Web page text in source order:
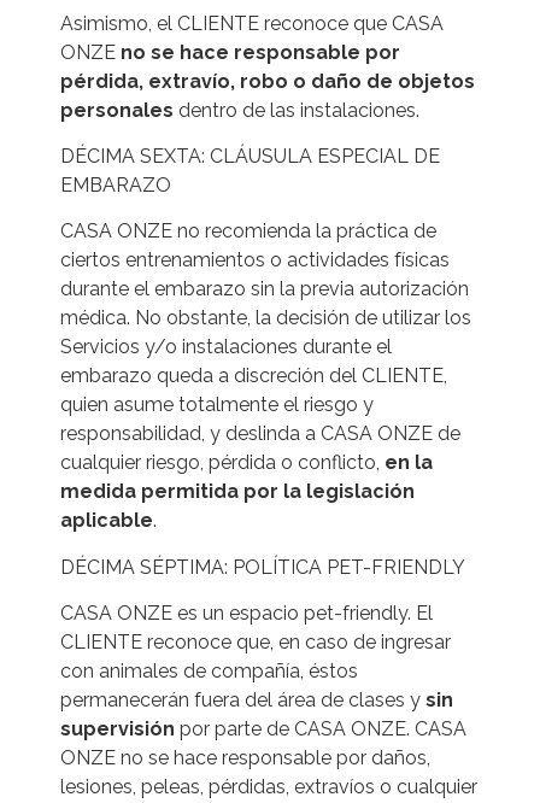
Asimismo, el CLIENTE reconoce que CASA
ONZE no se hace responsable por
pérdida, extravío, robo o daño de objetos
personales dentro de las instalaciones.
DÉCIMA SEXTA: CLÁUSULA ESPECIAL DE
EMBARAZO
CASA ONZE no recomienda la práctica de
ciertos entrenamientos o actividades físicas
durante el embarazo sin la previa autorización
médica. No obstante, la decisión de utilizar los
Servicios y/o instalaciones durante el
embarazo queda a discreción del CLIENTE,
quien asume totalmente el riesgo y
responsabilidad, y deslinda a CASA ONZE de
cualquier riesgo, pérdida o conflicto, en la
medida permitida por la legislación
aplicable.
DÉCIMA SÉPTIMA: POLÍTICA PET-FRIENDLY
CASA ONZE es un espacio pet-friendly. El
CLIENTE reconoce que, en caso de ingresar
con animales de compañía, éstos
permanecerán fuera del área de clases y sin
supervisión por parte de CASA ONZE. CASA
ONZE no se hace responsable por daños,
lesiones, peleas, pérdidas, extravíos o cualquier